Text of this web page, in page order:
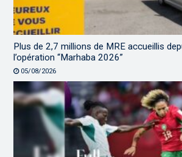
Plus de 2,7 millions de MRE accueillis
l’opération “Marhaba 2026”
05/08/2026